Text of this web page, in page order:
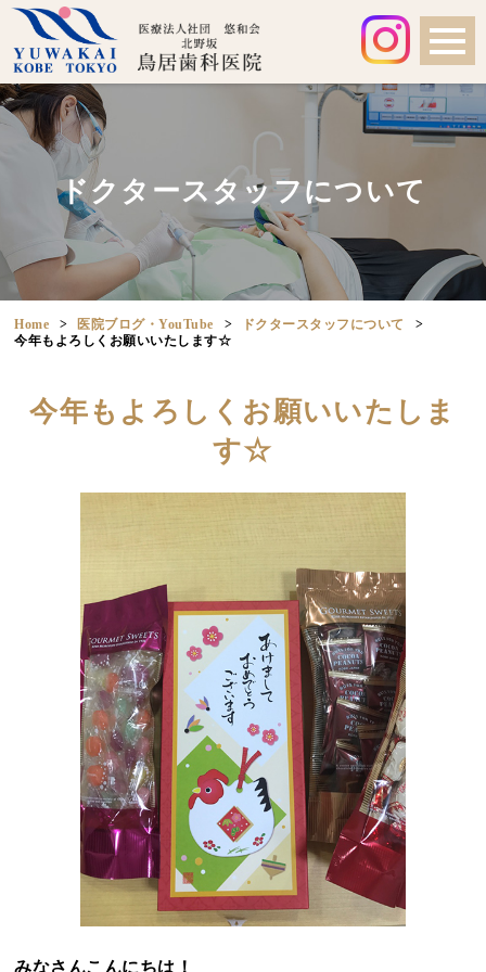
ドクタースタッフについて
Home 医院ブログ・YouTube
ドクタースタッフについて
今年もよろしくお願いいたします☆
今年もよろしくお願いいたしま
す☆
みなさんこんにちは！